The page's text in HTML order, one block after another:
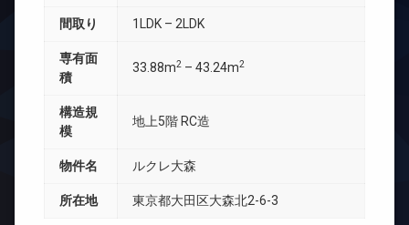
間取り 1LDK – 2LDK
専有面
積
33.88m2 – 43.24m2
構造規
模
地上5階 RC造
物件名 ルクレ大森
所在地 東京都大田区大森北2-6-3